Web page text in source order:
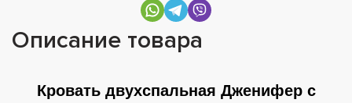
Описание товара
Кровать двухспальная Дженифер с